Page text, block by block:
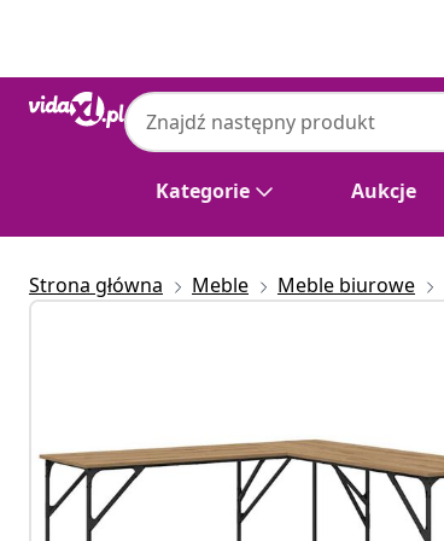
Kategorie Aukcje
Strona główna Meble Meble biurowe